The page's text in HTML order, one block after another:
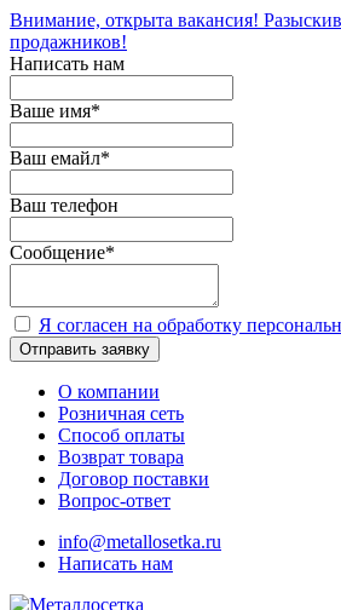
Внимание, открыта вакансия!
продажников!
Написать нам
Ваше имя*
Ваш емайл*
Ваш телефон
Сообщение*
Я согласен на обработку
Отправить заявку
О компании
Розничная сеть
Способ оплаты
Возврат товара
Договор поставки
Вопрос-ответ
info@metallosetka.ru
Написать нам